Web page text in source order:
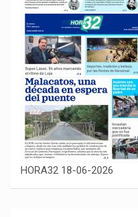
HORA32 18-06-2026